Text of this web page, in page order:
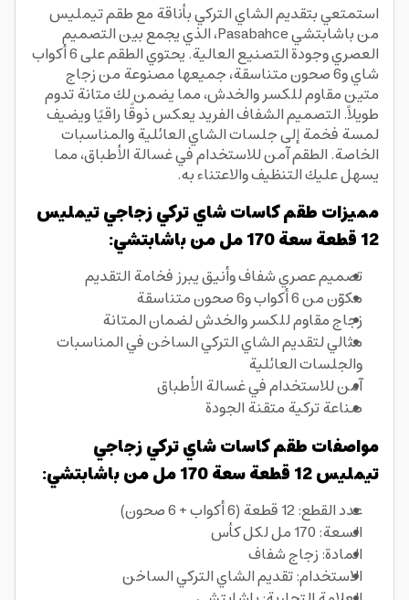
استمتعي بتقديم الشاي التركي بأناقة مع طقم تيمليس
من باشابتشي Pasabahce، الذي يجمع بين التصميم
العصري وجودة التصنيع العالية. يحتوي الطقم على 6 أكواب
شاي و6 صحون متناسقة، جميعها مصنوعة من زجاج
متين مقاوم للكسر والخدش، مما يضمن لك متانة تدوم
طويلاً. التصميم الشفاف الفريد يعكس ذوقًا راقيًا ويضيف
لمسة فخمة إلى جلسات الشاي العائلية والمناسبات
الخاصة. الطقم آمن للاستخدام في غسالة الأطباق، مما
يسهل عليك التنظيف والاعتناء به.
مميزات طقم كاسات شاي تركي زجاجي تيمليس
12 قطعة سعة 170 مل من باشابتشي:
تصميم عصري شفاف وأنيق يبرز فخامة التقديم
مكوّن من 6 أكواب و6 صحون متناسقة
زجاج مقاوم للكسر والخدش لضمان المتانة
مثالي لتقديم الشاي التركي الساخن في المناسبات
والجلسات العائلية
آمن للاستخدام في غسالة الأطباق
صناعة تركية متقنة الجودة
مواصفات طقم كاسات شاي تركي زجاجي
تيمليس 12 قطعة سعة 170 مل من باشابتشي:
عدد القطع: 12 قطعة (6 أكواب + 6 صحون)
السعة: 170 مل لكل كأس
المادة: زجاج شفاف
الاستخدام: تقديم الشاي التركي الساخن